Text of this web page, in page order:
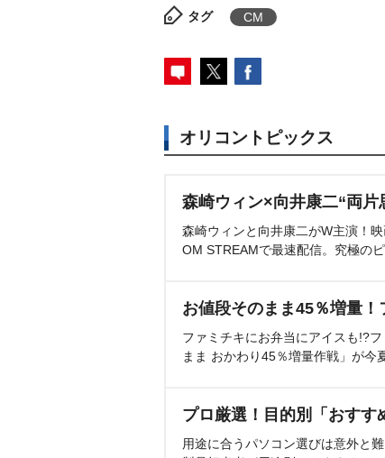
タグ CM
オリコントピックス
森崎ウィン×向井康二“両片
森崎ウィンと向井康二がW主演！
OM STREAMで最速配信。究極のピ
お値段そのまま45％増量
ファミチキにお弁当にアイスも!?
まま おかわり45％増量作戦」が今
プロ厳選！目的別「おすす
用途に合うパソコン選びは意外と